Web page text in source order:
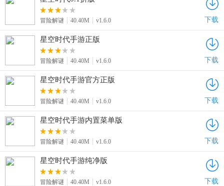
冒险解谜 40.40M v1.6.0 下载
星空时代手游正版
冒险解谜 40.40M v1.6.0 下载
星空时代手游官方正版
冒险解谜 40.40M v1.6.0 下载
星空时代手游内置菜单版
冒险解谜 40.40M v1.6.0 下载
星空时代手游纯净版
冒险解谜 40.40M v1.6.0 下载